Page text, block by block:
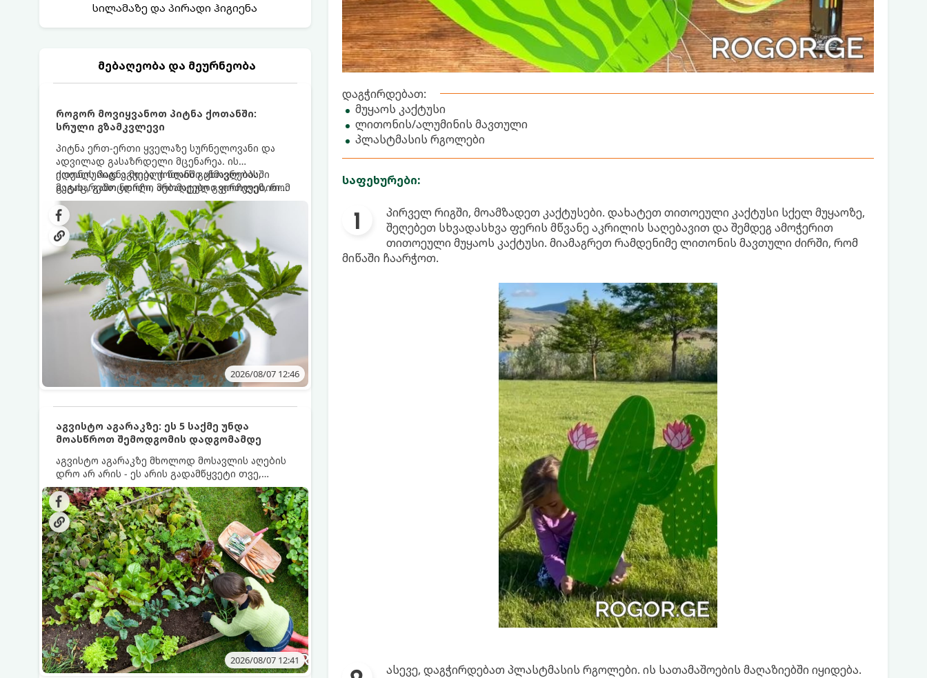
სილამაზე და პირადი ჰიგიენა
მებაღეობა და მეურნეობა
როგორ მოვიყვანოთ პიტნა ქოთანში:
სრული გზამკვლევი
პიტნა ერთ-ერთი ყველაზე სურნელოვანი და
ადვილად გასაზრდელი მცენარეა. ის
იდეალურად ეგუება ქოთანში ცხოვრებას,
მეტიც, გამოცდილი მებაღეები გვირჩევენ, რომ
პიტნა მხოლოდ ქოთანში მოვიყვანოთ, რადგან
ღია გრუნტში (ბაღში) დარგვისას ის ფესვებით
ძალიან სწრაფად ვრცელდება და სხვა
მცენარეებს ავიწროებს.
ქოთნის პიტნა მთელი წლის განმავლობაში
გაგახარებთ ნორჩი, არომატული ფოთლებით
ჩაის, ლიმონათისა თუ კერძებისთვის.
2026/08/07 12:46
აგვისტო აგარაკზე: ეს 5 საქმე უნდა
მოასწროთ შემოდგომის დადგომამდე
აგვისტო აგარაკზე მხოლოდ მოსავლის აღების
დრო არ არის - ეს არის გადამწყვეტი თვე,
როდესაც საფუძველი ეყრება მომავალი წლის
მოსავალს და ბაღი მზადდება შემოდგომა-
ზამთრის სეზონისთვის. იმისათვის, რომ
ნიადაგმა ენერგია აღიდგინოს, ხოლო
მცენარეებმა ზამთარს გაუძლონ, აგვისტოს
ბოლომდე 5 მნიშვნელოვანი საქმის გაკეთება
უნდა მოასწროთ:
2026/08/07 12:41
დაგჭირდებათ:
მუყაოს კაქტუსი
ლითონის/ალუმინის მავთული
პლასტმასის რგოლები
საფეხურები:
პირველ რიგში, მოამზადეთ კაქტუსები. დახატეთ თითოეული კაქტუსი სქელ მუყაოზე,
შეღებეთ სხვადასხვა ფერის მწვანე აკრილის საღებავით და შემდეგ ამოჭერით
თითოეული მუყაოს კაქტუსი. მიამაგრეთ რამდენიმე ლითონის მავთული ძირში, რომ
მიწაში ჩაარჭოთ.
ასევე, დაგჭირდებათ პლასტმასის რგოლები. ის სათამაშოების მაღაზიებში იყიდება.